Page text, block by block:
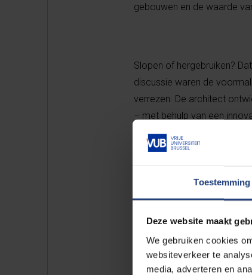
Toestemming
Deze website maakt
We gebruiken cookies
websiteverkeer te
media, adverteren en
gebouwen en de waarde
Slopen of hergebruiken?
discussie waren de
verrezen. De architect
– met behulp van een
dan ter plaatste in elkaar
(onderzoeksgroep